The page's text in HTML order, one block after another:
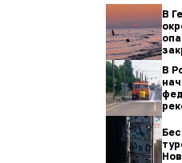
В
В